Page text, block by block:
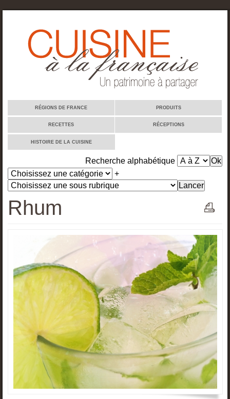
RÉGIONS DE FRANCE PRODUITS
RECETTES RÉCEPTIONS
HISTOIRE DE LA CUISINE
Recherche alphabétique
+
Rhum